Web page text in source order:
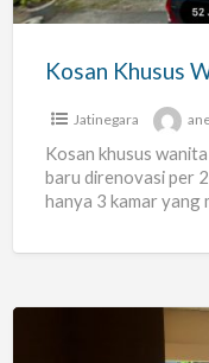
Cawang-
Jatinegara
Kosan khusus
baru direnovasi per
hanya 3 kamar yang